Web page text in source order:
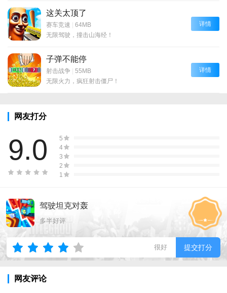
这关太顶了
赛车竞速 | 64MB
无限驾驶，撞击山海经！
详情
子弹不能停
射击战争 | 55MB
无限火力，疯狂射击僵尸！
详情
网友打分
9.0
5
4
3
2
1
驾驶坦克对轰
多半好评
很好 提交打分
网友评论